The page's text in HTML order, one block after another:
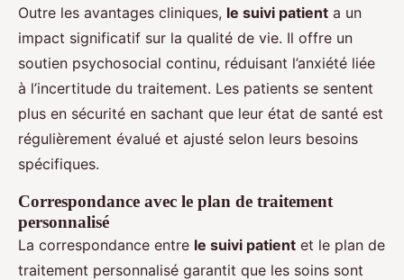
Outre les avantages cliniques, le suivi patient a un
impact significatif sur la qualité de vie. Il offre un
soutien psychosocial continu, réduisant l’anxiété liée
à l’incertitude du traitement. Les patients se sentent
plus en sécurité en sachant que leur état de santé est
régulièrement évalué et ajusté selon leurs besoins
spécifiques.
Correspondance avec le plan de traitement
personnalisé
La correspondance entre le suivi patient et le plan de
traitement personnalisé garantit que les soins sont